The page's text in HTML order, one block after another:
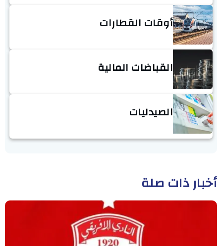
أوقات القطارات
القباضات المالية
الصيدليات
أخبار ذات صلة